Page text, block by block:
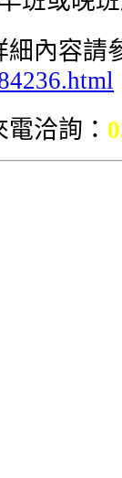
細內容請
電洽詢：